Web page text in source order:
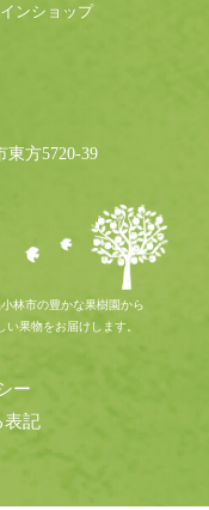
ンショップ
東方5720-39
林市の豊かな果樹園から
い果物をお届けします。
ー
表記